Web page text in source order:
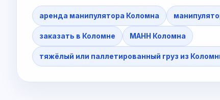
аренда манипулятора Коломна
заказать в Коломне МАНН Коломна
тяжёлый или паллетированный груз из